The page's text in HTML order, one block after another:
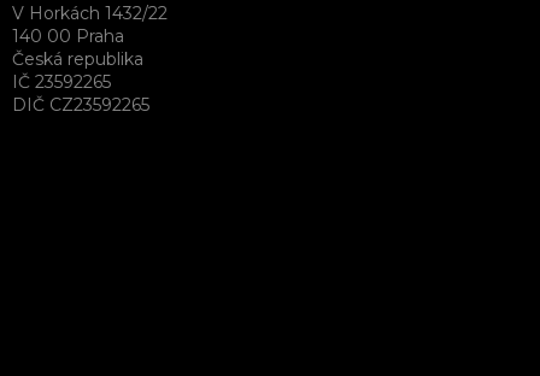
V Horkách 1432/22
140 00 Praha
Česká republika
IČ 23592265
DIČ CZ23592265